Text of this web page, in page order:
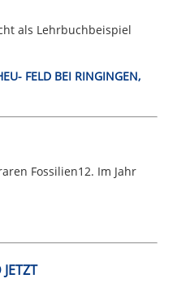
als Lehrbuchbeispiel
FELD BEI RINGINGEN,
Fossilien12. Im Jahr